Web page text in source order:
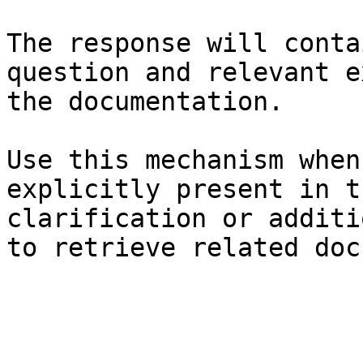
The response will
question and relevant
the documentation.
Use this mechanism
explicitly present in
clarification or